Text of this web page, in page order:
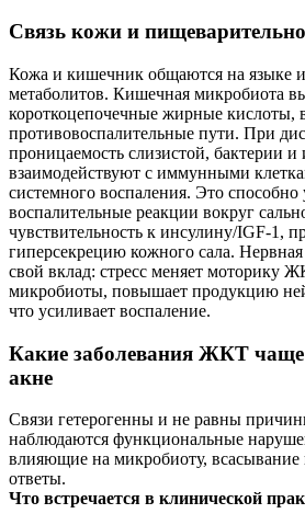
Связь кожи и
Кожа и кишечник общаются на языке
метаболитов. Кишечная микробиота
короткоцепочечные жирные кислоты,
противовоспалительные пути. При
проницаемость слизистой, бактерии
взаимодействуют с иммунными
системного воспаления. Это
воспалительные реакции вокруг
чувствительность к инсулину/IGF‑1,
гиперсекрецию кожного сала. Нервная
свой вклад: стресс меняет моторику
микробиоты, повышает продукцию
что усиливает воспаление.
Какие заболевания ЖКТ чаще
акне
Связи гетерогенны и не равны
наблюдаются функциональные
влияющие на микробиоту,
ответы.
Что встречается в клинической